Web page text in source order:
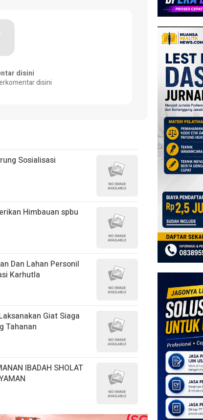
disini
disini
Sosialisasi
Himbauan spbu
Dan Lahan Personil
Karhutla
Giat Siaga
Tahanan
IBADAH SHOLAT